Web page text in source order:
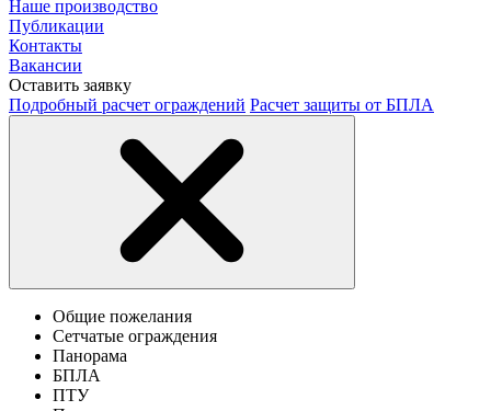
Наше производство
Публикации
Контакты
Вакансии
Оставить заявку
Подробный расчет ограждений Расчет защиты от БПЛА
Общие пожелания
Сетчатые ограждения
Панорама
БПЛА
ПТУ